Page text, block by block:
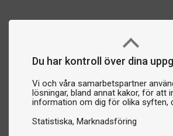
Du har kontroll över dina
Vi och våra samarbetspartner
lösningar, bland annat kakor, för att
information om dig för olika syften,
Statistiska Marknadsföring